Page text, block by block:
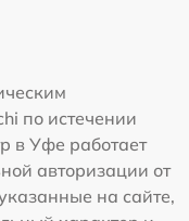
по истечении
в Уфе работает
авторизации от
на сайте,